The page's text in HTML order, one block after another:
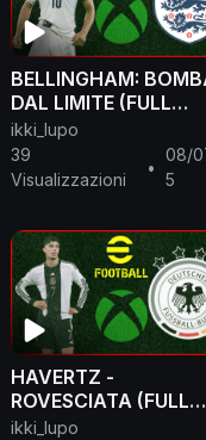
BELLINGHAM:
DAL LIMITE (FULL
MANUAL)
ikki_lupo
39
Visualizzazioni
•
08/
5
HAVERTZ -
ROVESCIATA (FULL
MANUAL)
ikki_lupo